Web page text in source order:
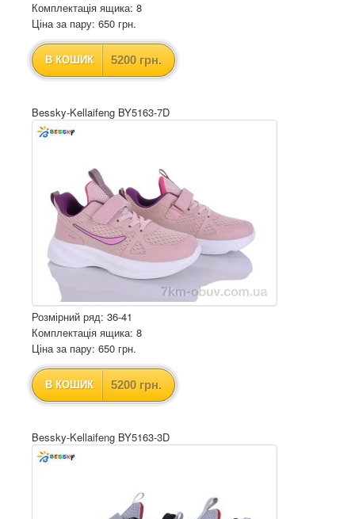
Комплектація ящика: 8
Ціна за пару: 650 грн.
В КОШИК 5200 грн.
Bessky-Kellaifeng BY5163-7D
Розмірний ряд: 36-41
Комплектація ящика: 8
Ціна за пару: 650 грн.
В КОШИК 5200 грн.
Bessky-Kellaifeng BY5163-3D